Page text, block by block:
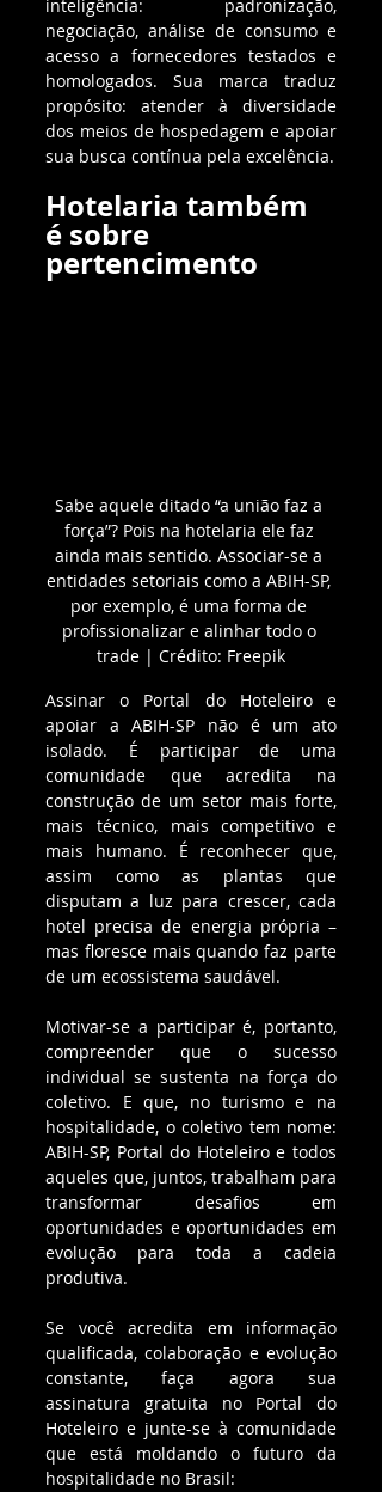
inteligência: padronização,
negociação, análise de consumo e
acesso a fornecedores testados e
homologados. Sua marca traduz
propósito: atender à diversidade
dos meios de hospedagem e apoiar
sua busca contínua pela excelência.
Hotelaria também
é sobre
pertencimento
Sabe aquele ditado “a união faz a
força”? Pois na hotelaria ele faz
ainda mais sentido. Associar-se a
entidades setoriais como a ABIH-SP,
por exemplo, é uma forma de
profissionalizar e alinhar todo o
trade | Crédito: Freepik
Assinar o Portal do Hoteleiro e
apoiar a ABIH-SP não é um ato
isolado. É participar de uma
comunidade que acredita na
construção de um setor mais forte,
mais técnico, mais competitivo e
mais humano. É reconhecer que,
assim como as plantas que
disputam a luz para crescer, cada
hotel precisa de energia própria –
mas floresce mais quando faz parte
de um ecossistema saudável.
Motivar-se a participar é, portanto,
compreender que o sucesso
individual se sustenta na força do
coletivo. E que, no turismo e na
hospitalidade, o coletivo tem nome:
ABIH-SP, Portal do Hoteleiro e todos
aqueles que, juntos, trabalham para
transformar desafios em
oportunidades e oportunidades em
evolução para toda a cadeia
produtiva.
Se você acredita em informação
qualificada, colaboração e evolução
constante, faça agora sua
assinatura gratuita no Portal do
Hoteleiro e junte-se à comunidade
que está moldando o futuro da
hospitalidade no Brasil: